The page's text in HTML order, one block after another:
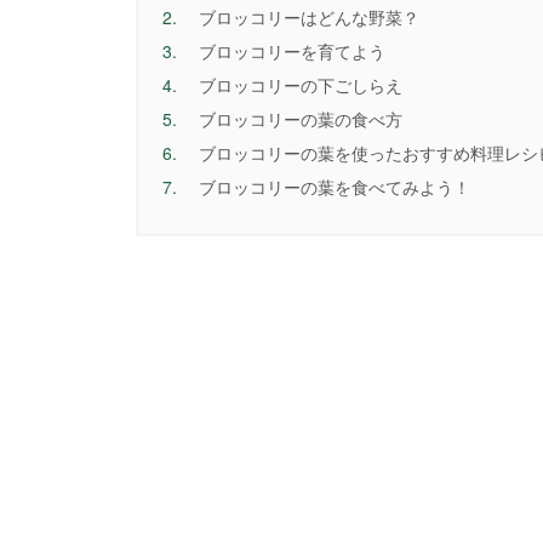
2.
ブロッコリーはどんな野菜？
3.
ブロッコリーを育てよう
4.
ブロッコリーの下ごしらえ
5.
ブロッコリーの葉の食べ方
6.
ブロッコリーの葉を使ったおすすめ料理レシ
7.
ブロッコリーの葉を食べてみよう！